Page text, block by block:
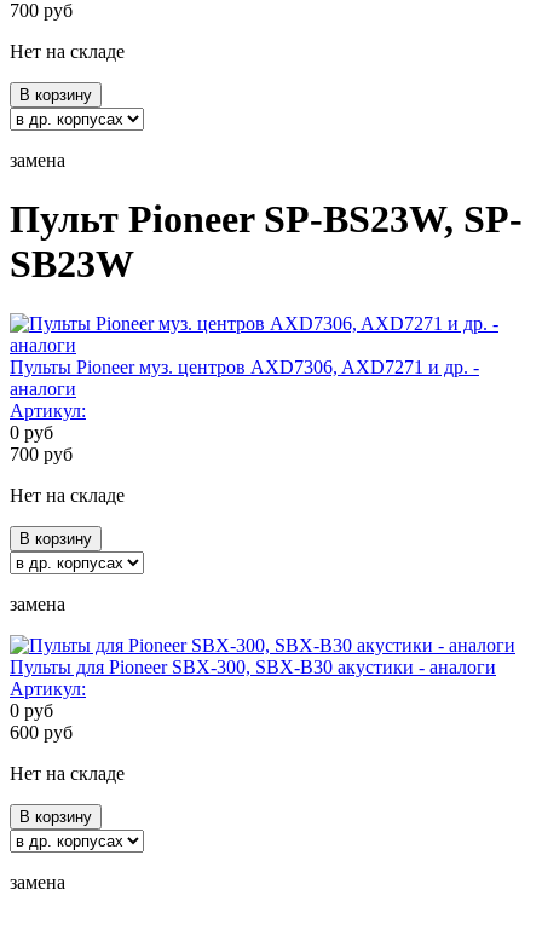
700 руб
Нет на складе
В корзину
замена
Пульт Pioneer SP-BS23W, SP-
SB23W
Пульты Pioneer муз. центров AXD7306, AXD7271 и др. -
аналоги
Артикул:
0 руб
700 руб
Нет на складе
В корзину
замена
Пульты для Pioneer SBX-300, SBX-B30 акустики - аналоги
Артикул:
0 руб
600 руб
Нет на складе
В корзину
замена